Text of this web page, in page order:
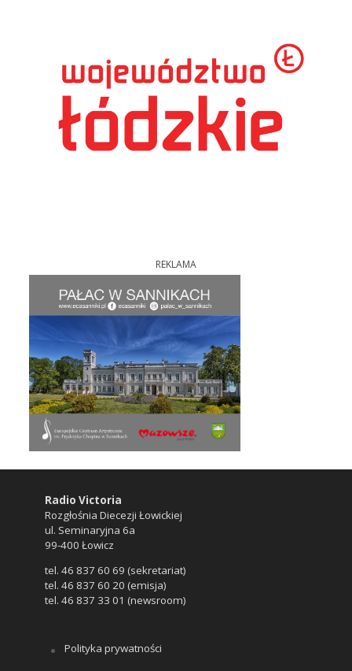
REKLAMA
Radio Victoria
Rozgłośnia Diecezji Łowickiej
ul. Seminaryjna 6a
99-400 Łowicz
tel. 46 837 60 69 (sekretariat)
tel. 46 837 60 20 (emisja)
tel. 46 837 33 01 (newsroom)
Polityka prywatności